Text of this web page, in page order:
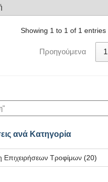
Showing 1 to 1 of 1 entries
Προηγούμενα 1
ανά Κατηγορία
Επιχειρήσεων Τροφίμων (20)